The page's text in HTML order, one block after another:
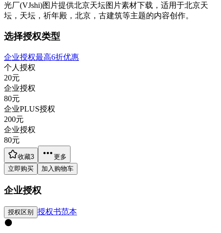
光厂(VJshi)图片提供北京天坛图片素材下载，适用于北京天
坛，天坛，祈年殿，北京，古建筑等主题的内容创作。
选择授权类型
企业授权最高6折优惠
个人授权
20元
企业授权
80元
企业PLUS授权
200元
企业授权
80元
收藏3
更多
立即购买
加入购物车
企业授权
授权区别 授权书范本